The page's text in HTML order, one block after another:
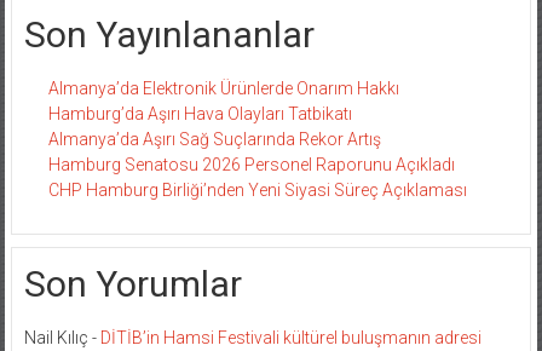
Son Yayınlananlar
Almanya’da Elektronik Ürünlerde Onarım Hakkı
Hamburg’da Aşırı Hava Olayları Tatbikatı
Almanya’da Aşırı Sağ Suçlarında Rekor Artış
Hamburg Senatosu 2026 Personel Raporunu Açıkladı
CHP Hamburg Birliği’nden Yeni Siyasi Süreç Açıklaması
Son Yorumlar
Nail Kılıç - DİTİB’in Hamsi Festivali kültürel buluşmanın adresi